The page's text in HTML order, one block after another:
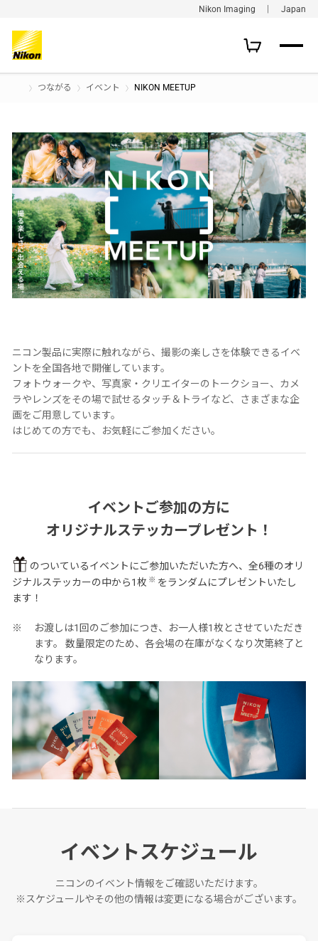
Nikon Imaging ｜ Japan
つながる イベント NIKON MEETUP
ニコン製品に実際に触れながら、撮影の楽しさを体験できるイベ
ントを全国各地で開催しています。
フォトウォークや、写真家・クリエイターのトークショー、カメ
ラやレンズをその場で試せるタッチ＆トライなど、さまざまな企
画をご用意しています。
はじめての方でも、お気軽にご参加ください。
イベントご参加の方に
オリジナルステッカープレゼント！
のついているイベントにご参加いただいた方へ、全6種のオリ
ジナルステッカーの中から1枚 ※ をランダムにプレゼントいたし
ます！
お渡しは1回のご参加につき、お一人様1枚とさせていただき
ます。 数量限定のため、各会場の在庫がなくなり次第終了と
なります。
イベントスケジュール
ニコンのイベント情報をご確認いただけます。
※スケジュールやその他の情報は変更になる場合がございます。